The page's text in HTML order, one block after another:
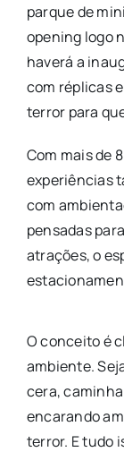
parque de
opening logo
haverá a
com réplicas
terror para
Com mais de
experiências
com
pensadas
atrações, o
O conceito é
ambiente.
cera,
encarando
terror. E tudo